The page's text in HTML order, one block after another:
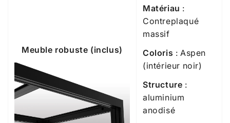
Meuble robuste (inclus)
Matériau :
Contreplaqué
massif
Coloris : Aspen
(intérieur noir)
Structure :
aluminium
anodisé